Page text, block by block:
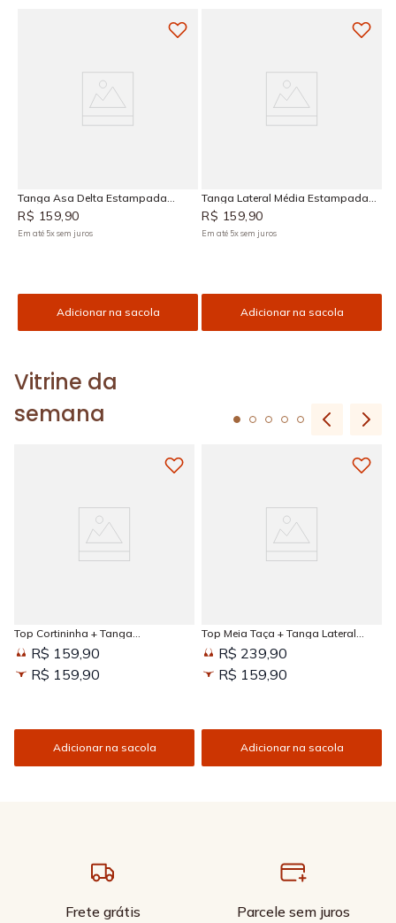
Tanga Asa Delta Estampada
Caraíva
R$ 159,90
Em até 5xsem juros
Adicionar na sacola
Tanga Lateral Média Estampada
Caraíva
R$ 159,90
Em até 5xsem juros
Adicionar na sacola
Vitrine da
semana
Top Cortininha + Tanga
Amarradinha Estampada Sun
KissedR$ 159,90
R$ 159,90
Adicionar na sacola
Top Meia Taça + Tanga Lateral
Larga Estampada Sun Kissed
R$ 239,90
R$ 159,90
Adicionar na sacola
Frete grátis
Parcele sem juros